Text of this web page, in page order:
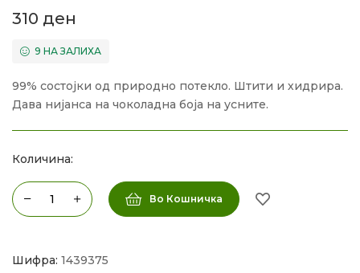
310 ден
9 НА ЗАЛИХА
99% состојки од природно потекло. Штити и хидрира.
Дава нијанса на чоколадна боја на усните.
Количина:
Во Кошничка
Шифра: 1439375